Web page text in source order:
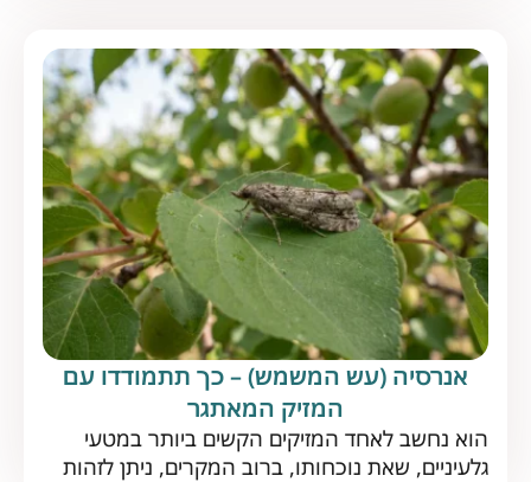
– עשב שוטה רב-שנתי, מהנפוצים ביותר בארץ
ובעולם, שנחשב לאחד המזיקים הקשים. לפני שנבין
כיצד […]
אנרסיה (עש המשמש) – כך תתמודדו עם
המזיק המאתגר
הוא נחשב לאחד המזיקים הקשים ביותר במטעי
גלעיניים, שאת נוכחותו, ברוב המקרים, ניתן לזהות